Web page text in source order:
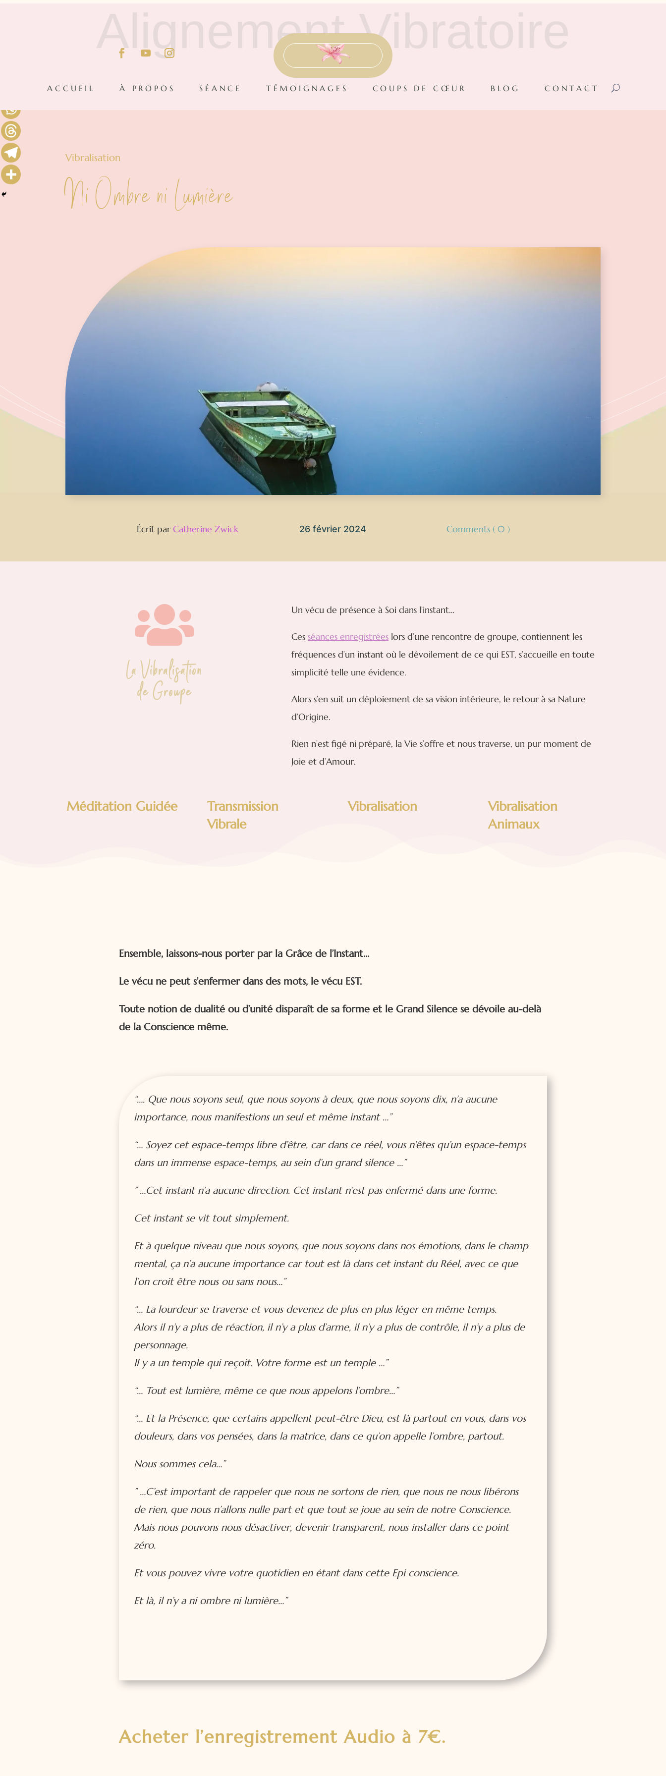
Alignement Vibratoire
ACCUEIL À PROPOS SÉANCE TÉMOIGNAGES COUPS DE CŒUR BLOG CONTACT
Vibralisation
Ni Ombre ni Lumière
Écrit parCatherine Zwick 26 février 2024 Comments ( 0 )

La Vibralisation
de Groupe
Un vécu de présence à Soi dans l’instant…
Cesséances enregistrées lors d’une rencontre de groupe, contiennent les
fréquences d’un instant où le dévoilement de ce qui EST, s’accueille en toute
simplicité telle une évidence.
Alors s’en suit un déploiement de sa vision intérieure, le retour à sa Nature
d’Origine.
Rien n’est figé ni préparé, la Vie s’offre et nous traverse, un pur moment de
Joie et d’Amour.
Méditation Guidée
Transmission
Vibrale
Vibralisation
Vibralisation
Animaux
Ensemble, laissons-nous porter par la Grâce de l’Instant…
Le vécu ne peut s’enfermer dans des mots, le vécu EST.
Toute notion de dualité ou d’unité disparaît de sa forme et le Grand Silence se dévoile au-delà
de la Conscience même.
“…. Que nous soyons seul, que nous soyons à deux, que nous soyons dix, n’a aucune
importance, nous manifestions un seul et même instant…”
“… Soyez cet espace-temps libre d’être, car dans ce réel, vous n’êtes qu’un espace-temps
dans un immense espace-temps, au sein d’un grand silence…”
” …Cet instant n’a aucune direction. Cet instant n’est pas enfermé dans une forme.
Cet instant se vit tout simplement.
Et à quelque niveau que nous soyons, que nous soyons dans nos émotions, dans le champ
mental, ça n’a aucune importance car tout est là dans cet instant du Réel, avec ce que
l’on croit être nous ou sans nous…”
“… La lourdeur se traverse et vous devenez de plus en plus léger en même temps.
Alors il n’y a plus de réaction, il n’y a plus d’arme, il n’y a plus de contrôle, il n’y a plus de
personnage.
Il y a un temple qui reçoit. Votre forme est un temple…”
“… Tout est lumière, même ce que nous appelons l’ombre…”
“… Et la Présence, que certains appellent peut-être Dieu, est là partout en vous, dans vos
douleurs, dans vos pensées, dans la matrice, dans ce qu’on appelle l’ombre, partout.
Nous sommes cela…”
” …C’est important de rappeler que nous ne sortons de rien, que nous ne nous libérons
de rien, que nous n’allons nulle part et que tout se joue au sein de notre Conscience.
Mais nous pouvons nous désactiver, devenir transparent, nous installer dans ce point
zéro.
Et vous pouvez vivre votre quotidien en étant dans cette Epi conscience.
Et là, il n’y a ni ombre ni lumière…”
Acheter l’enregistrement Audio à 7€.